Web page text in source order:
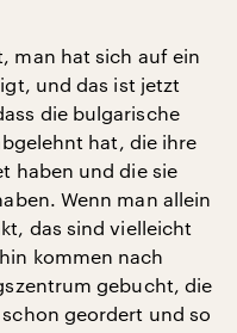
man hat sich auf ein
und das ist jetzt
die bulgarische
hat, die ihre
haben und die sie
Wenn man allein
das sind vielleicht
kommen nach
gebucht, die
geordert und so